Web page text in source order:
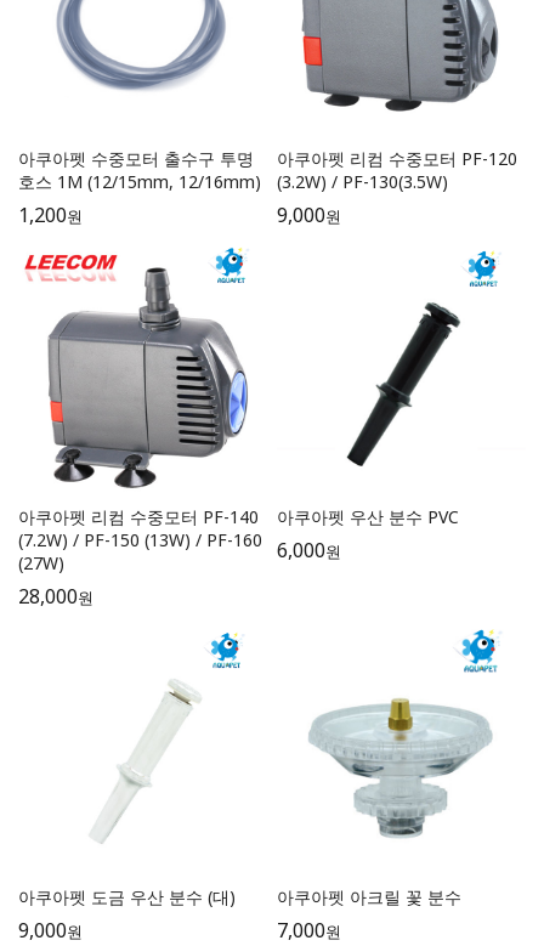
아쿠아펫 수중모터 출수구 투명
호스 1M (12/15mm, 12/16mm)
1,200원
아쿠아펫 리컴 수중모터 PF-120
(3.2W) / PF-130(3.5W)
9,000원
아쿠아펫 리컴 수중모터 PF-140
(7.2W) / PF-150 (13W) / PF-160
(27W)
28,000원
아쿠아펫 우산 분수 PVC
6,000원
아쿠아펫 도금 우산 분수 (대)
9,000원
아쿠아펫 아크릴 꽃 분수
7,000원